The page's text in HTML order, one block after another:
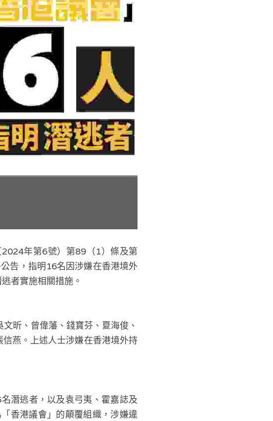
年第6號）第89（1）條及第
告，指明16名因涉嫌在香港境外
者實施相關措施。
昕、曾偉藩、錢寶芬、夏海俊、
燕。上述人士涉嫌在香港境外持
潛逃者，以及袁弓夷、霍嘉誌及
香港議會」的顛覆組織，涉嫌違